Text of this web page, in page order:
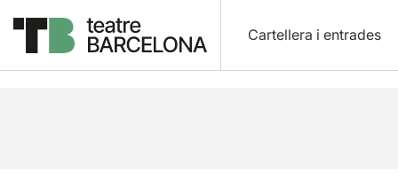
Cartellera i entrades